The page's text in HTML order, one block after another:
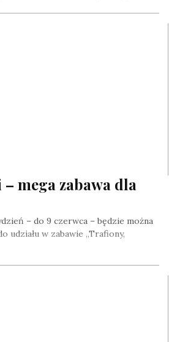
mega zabawa dla
– do 9 czerwca – będzie można
udziału w zabawie „Trafiony,